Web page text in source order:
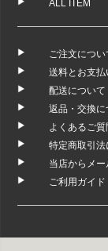
ALL ITEM
ご注文につい
送料とお支
配送について
返品・交換に
よくあるご質
特定商取引
当店からメ
ご利用ガイド